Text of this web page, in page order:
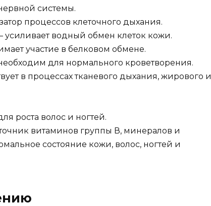
системы.
процессов клеточного дыхания.
усиливает водный обмен клеток кожи.
участие в белковом обмене.
для нормального кроветворения.
в процессах тканевого дыхания, жирового и
роста волос и ногтей.
витаминов группы В, минералов и
состояние кожи, волос, ногтей и